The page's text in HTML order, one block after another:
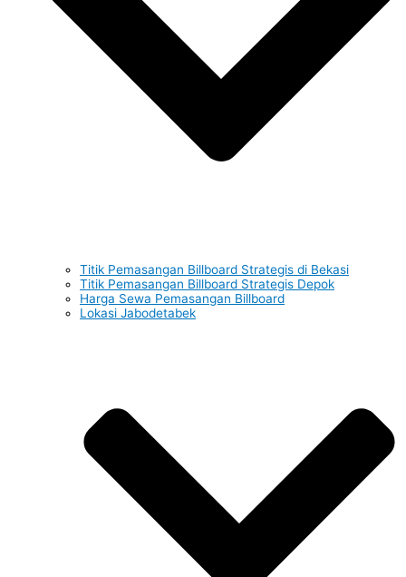
Titik Pemasangan Billboard Strategis di Bekasi
Titik Pemasangan Billboard Strategis Depok
Harga Sewa Pemasangan Billboard
Lokasi Jabodetabek